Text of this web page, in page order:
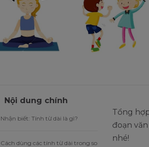
Nội dung chính
Nhận biết: Tính từ dài là gì?
Cách dùng các tính từ dài trong so
Tổng
đoạn
nhé!